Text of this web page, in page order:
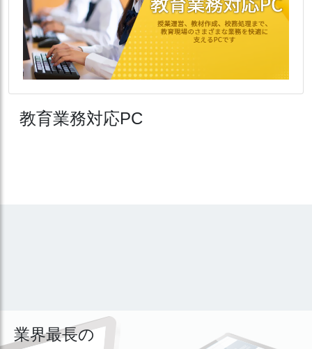
教育業務対応PC
業界最長の